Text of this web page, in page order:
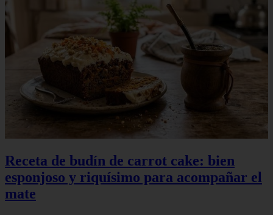
Receta de budín de carrot cake: bien
esponjoso y riquísimo para acompañar el
mate